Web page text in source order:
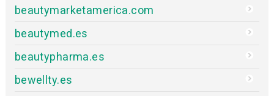
beautymarketamerica.com
beautymed.es
beautypharma.es
bewellty.es